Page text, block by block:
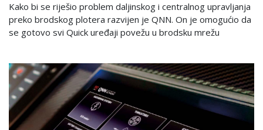
Kako bi se riješio problem daljinskog i centralnog upravljanja
preko brodskog plotera razvijen je QNN. On je omogućio da
se gotovo svi Quick uređaji povežu u brodsku mrežu